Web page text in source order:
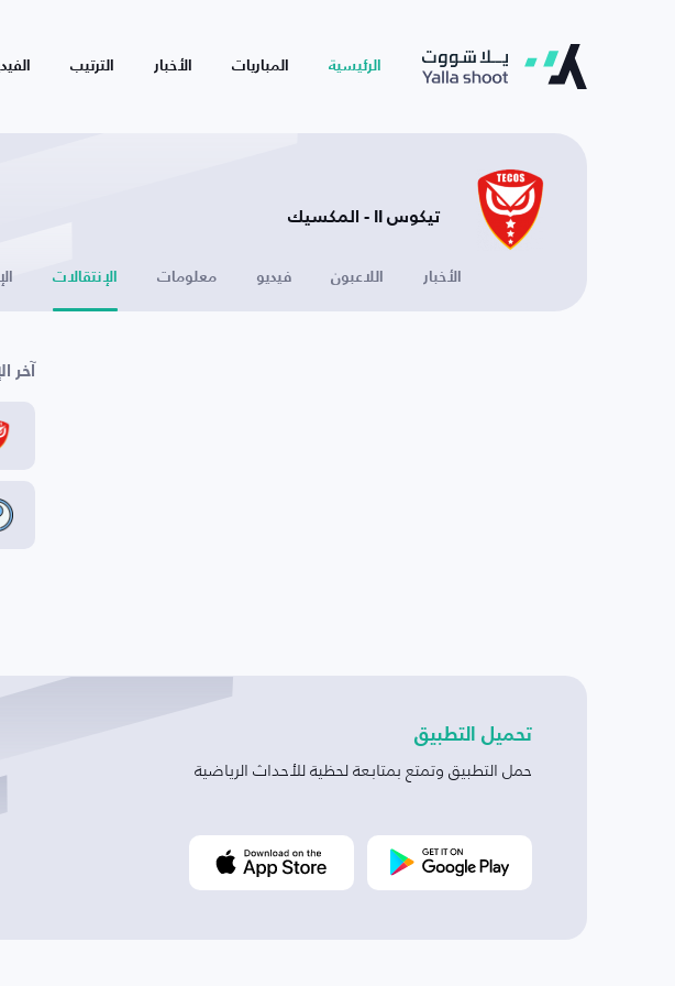
الرئيسية المباريات الأخبار الترتيب
تيكوس II - المكسيك
الأخبار اللاعبون فيديو معلومات الإنتقالات
آخر
تحميل التطبيق
حمل التطبيق وتمتع بمتابعة لحظية للأحداث الرياضية